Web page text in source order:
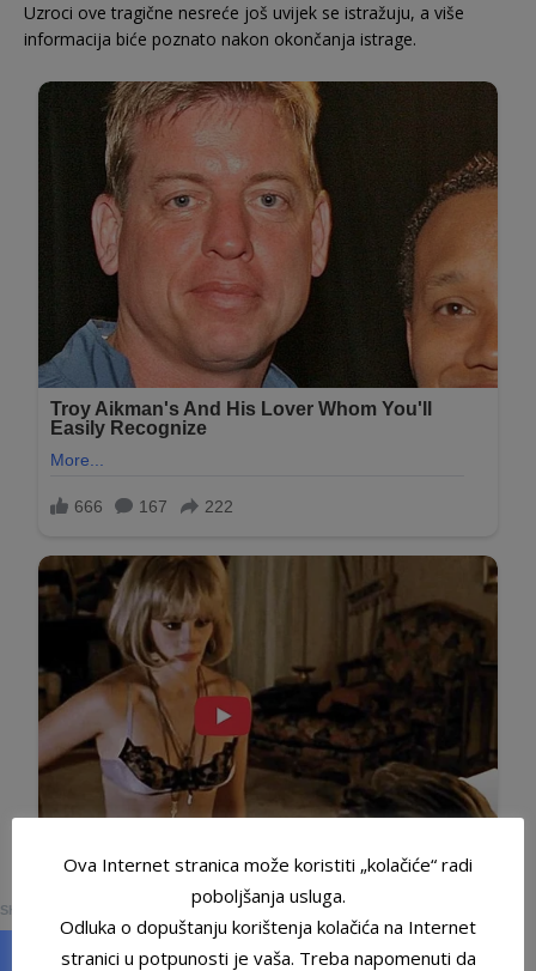
Uzroci ove tragične nesreće još uvijek se istražuju, a više
informacija biće poznato nakon okončanja istrage.
Ova Internet stranica može koristiti „kolačiće“ radi
poboljšanja usluga.
Odluka o dopuštanju korištenja kolačića na Internet
stranici u potpunosti je vaša. Treba napomenuti da
SHARES